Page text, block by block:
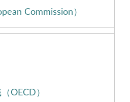
Commission）
OECD）